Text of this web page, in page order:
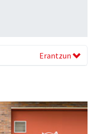
Erantzun